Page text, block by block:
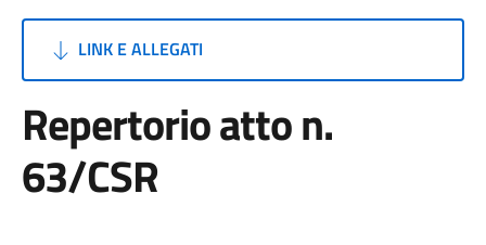
LINK E ALLEGATI
Repertorio atto n.
63/CSR